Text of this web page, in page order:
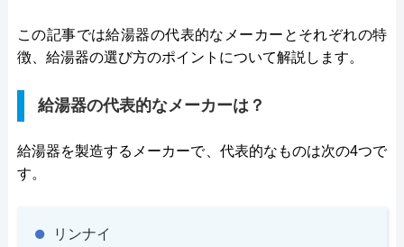
この記事では給湯器の代表的なメーカーとそれぞれの特
徴、給湯器の選び方のポイントについて解説します。
給湯器の代表的なメーカーは？
給湯器を製造するメーカーで、代表的なものは次の4つで
す。
リンナイ